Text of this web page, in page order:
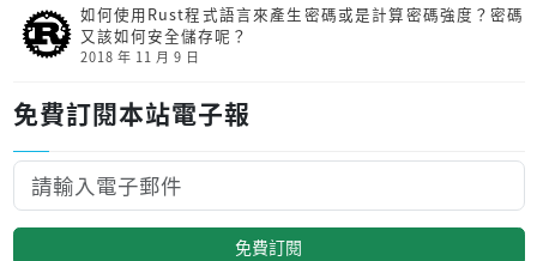
如何使用Rust程式語言來產生密碼或是計算密碼強度？密碼
又該如何安全儲存呢？
2018 年 11 月 9 日
免費訂閱本站電子報
免費訂閱